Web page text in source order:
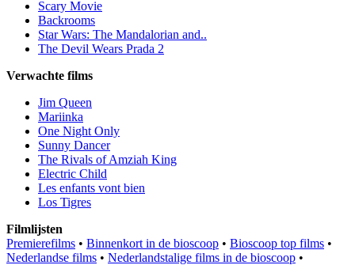
Scary Movie
Backrooms
Star Wars: The Mandalorian and..
The Devil Wears Prada 2
Verwachte films
Jim Queen
Mariinka
One Night Only
Sunny Dancer
The Rivals of Amziah King
Electric Child
Les enfants vont bien
Los Tigres
Filmlijsten
Premierefilms • Binnenkort in de bioscoop • Bioscoop top films •
Nederlandse films • Nederlandstalige films in de bioscoop •